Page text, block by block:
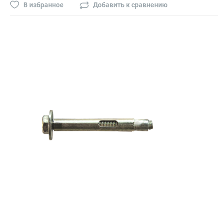
Электроды, сварочная техника
Электроды сварочные
Инверторы, сварочная техника
В избранное Добавить к сравнению